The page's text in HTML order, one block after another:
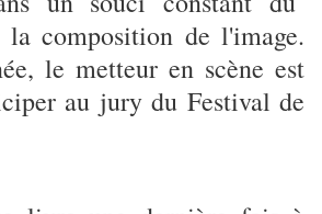
la composition de l'image.
le metteur en scène est
au jury du Festival de